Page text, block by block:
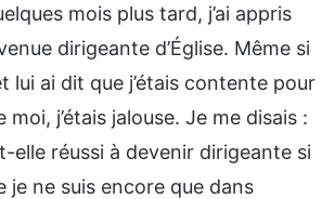
mois plus tard, j’ai appris
dirigeante d’Église. Même si
lui ai dit que j’étais contente pour
moi, j’étais jalouse. Je me disais :
elle réussi à devenir dirigeante si
je ne suis encore que dans